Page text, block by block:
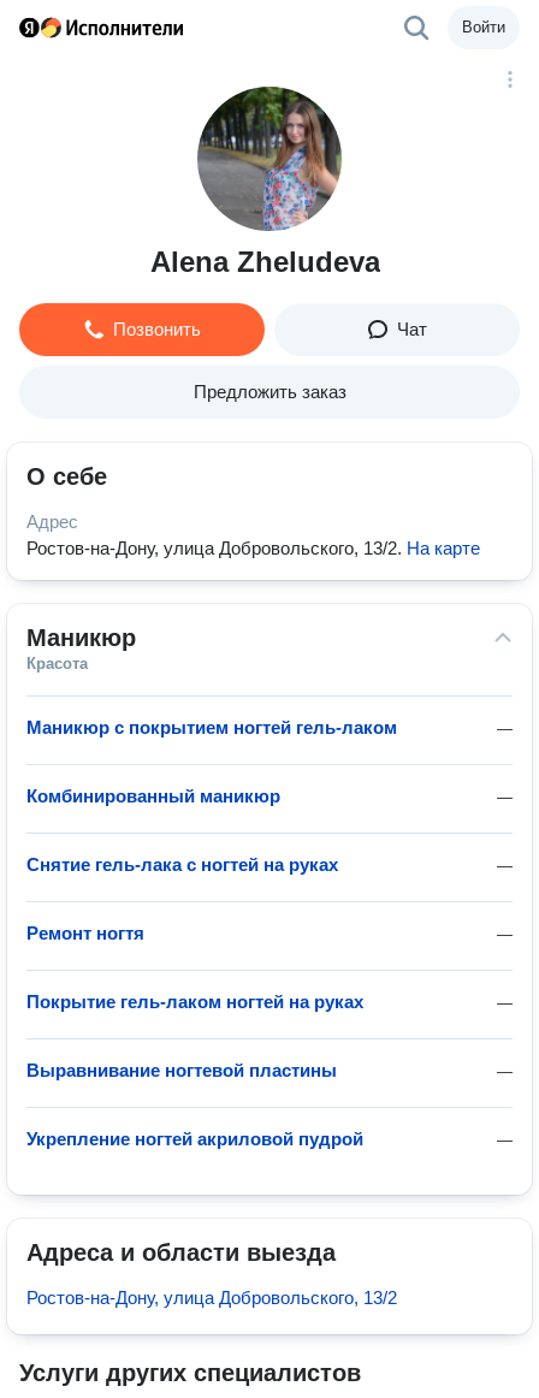
Войти
Alena Zheludeva
Позвонить Чат
Предложить заказ
О себе
Адрес
Ростов-на-Дону, улица Добровольского, 13/2. На карте
Маникюр
Красота
—
Маникюр с покрытием ногтей гель-лаком
—
Комбинированный маникюр
—
Снятие гель-лака с ногтей на руках
—
Ремонт ногтя
—
Покрытие гель-лаком ногтей на руках
—
Выравнивание ногтевой пластины
—
Укрепление ногтей акриловой пудрой
Адреса и области выезда
Ростов-на-Дону, улица Добровольского, 13/2
Услуги других специалистов